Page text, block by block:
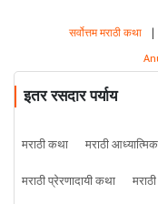
सर्वोत्तम मराठी कथा |
इतर रसदार पर्याय
मराठी कथा मराठी
मराठी प्रेरणादायी कथा